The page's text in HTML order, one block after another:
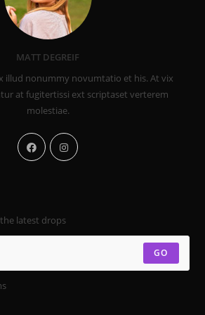
MATT DEGREIF
illud nonummy novumtatio et his. At vix
at fugitertissi ext scriptaset verterem
molestiae.
latest drops
GO